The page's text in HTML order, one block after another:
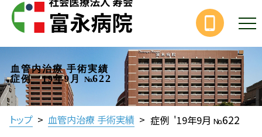
血管内治療 手術実績
症例 '19年9月
No.622
トップ > 血管内治療 手術実績 > 症例 '19年9月 No.622